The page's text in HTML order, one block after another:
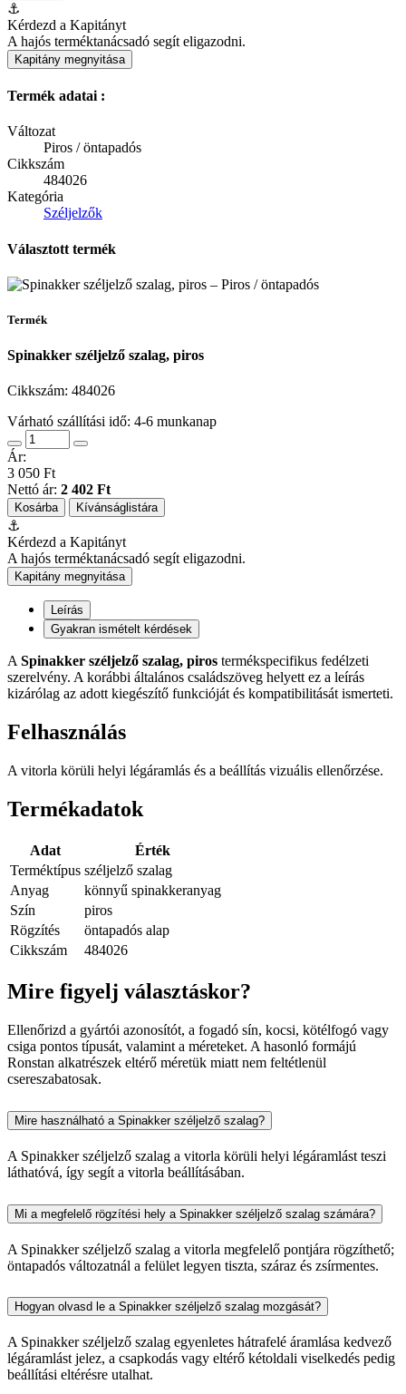
⚓
Kérdezd a Kapitányt
A hajós terméktanácsadó segít eligazodni.
Kapitány megnyitása
Termék adatai :
Változat
Piros / öntapadós
Cikkszám
484026
Kategória
Széljelzők
Választott termék
Termék
Spinakker széljelző szalag, piros
Cikkszám: 484026
Várható szállítási idő: 4-6 munkanap
Ár:
3 050 Ft
Nettó ár: 2 402 Ft
Kosárba Kívánságlistára
⚓
Kérdezd a Kapitányt
A hajós terméktanácsadó segít eligazodni.
Kapitány megnyitása
Leírás
Gyakran ismételt kérdések
ASpinakker széljelző szalag, piros termékspecifikus fedélzeti
szerelvény. A korábbi általános családszöveg helyett ez a leírás
kizárólag az adott kiegészítő funkcióját és kompatibilitását ismerteti.
Felhasználás
A vitorla körüli helyi légáramlás és a beállítás vizuális ellenőrzése.
Termékadatok
Adat
Érték
Terméktípus széljelző szalag
Anyag
könnyű spinakkeranyag
Szín
piros
Rögzítés
öntapadós alap
Cikkszám
484026
Mire figyelj választáskor?
Ellenőrizd a gyártói azonosítót, a fogadó sín, kocsi, kötélfogó vagy
csiga pontos típusát, valamint a méreteket. A hasonló formájú
Ronstan alkatrészek eltérő méretük miatt nem feltétlenül
csereszabatosak.
Mire használható a Spinakker széljelző szalag?
A Spinakker széljelző szalag a vitorla körüli helyi légáramlást teszi
láthatóvá, így segít a vitorla beállításában.
Mi a megfelelő rögzítési hely a Spinakker széljelző szalag számára?
A Spinakker széljelző szalag a vitorla megfelelő pontjára rögzíthető;
öntapadós változatnál a felület legyen tiszta, száraz és zsírmentes.
Hogyan olvasd le a Spinakker széljelző szalag mozgását?
A Spinakker széljelző szalag egyenletes hátrafelé áramlása kedvező
légáramlást jelez, a csapkodás vagy eltérő kétoldali viselkedés pedig
beállítási eltérésre utalhat.